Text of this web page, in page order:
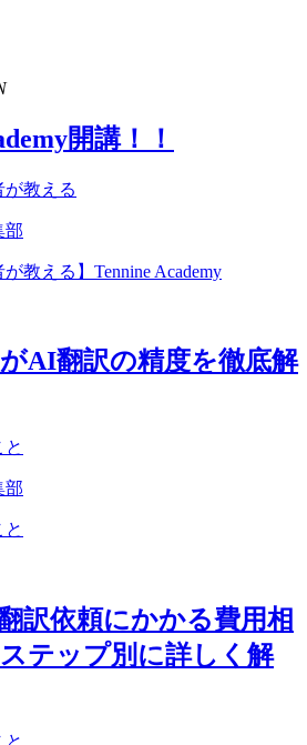
開講！！
が教える
部
教える】Tennine Academy
AI翻訳の精度を徹底解
部
訳依頼にかかる費用相
テップ別に詳しく解